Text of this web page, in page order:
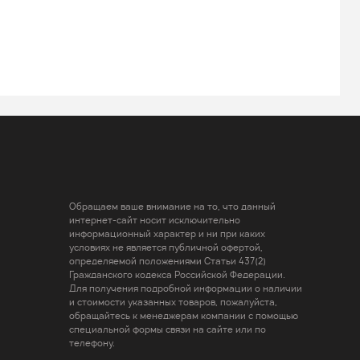
Обращаем ваше внимание на то, что данный
интернет-сайт носит исключительно
информационный характер и ни при каких
условиях не является публичной офертой,
определяемой положениями Статьи 437(2)
Гражданского кодекса Российской Федерации.
Для получения подробной информации о наличии
и стоимости указанных товаров, пожалуйста,
обращайтесь к менеджерам компании с помощью
специальной формы связи на сайте или по
телефону.